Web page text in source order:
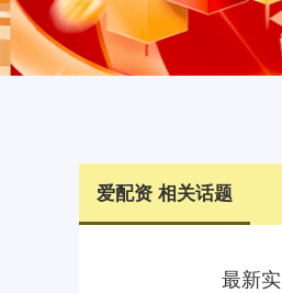
爱配资 相关话题
最新